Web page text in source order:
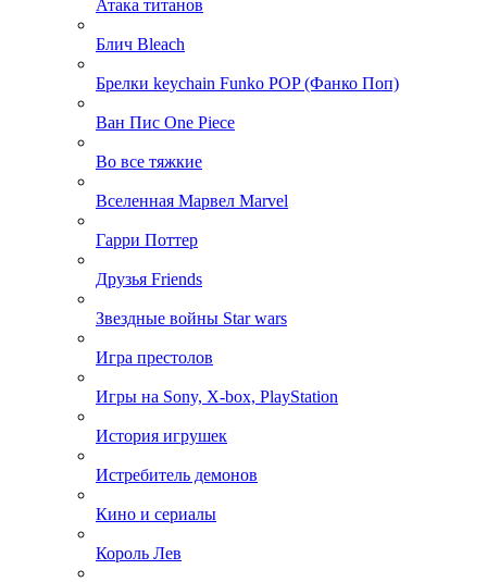
Атака титанов
Блич Bleach
Брелки keychain Funko POP (Фанко Поп)
Ван Пис One Piece
Во все тяжкие
Вселенная Марвел Marvel
Гарри Поттер
Друзья Friends
Звездные войны Star wars
Игра престолов
Игры на Sony, X-box, PlayStation
История игрушек
Истребитель демонов
Кино и сериалы
Король Лев